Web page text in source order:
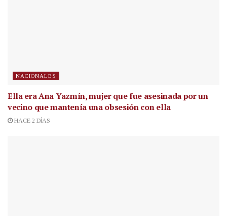
NACIONALES
Ella era Ana Yazmín, mujer que fue asesinada por un
vecino que mantenía una obsesión con ella
HACE 2 DÍAS